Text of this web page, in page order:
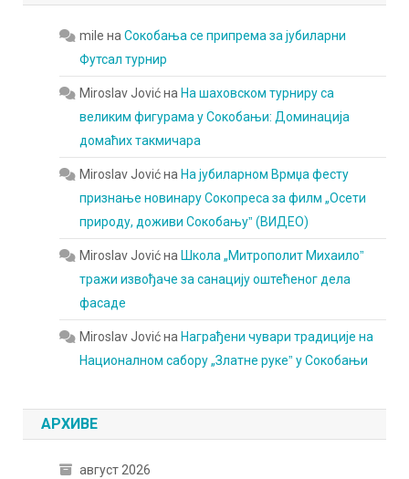
mile наСокобања се припрема за јубиларни
Футсал турнир
Miroslav Jovićна На шаховском турниру са
великим фигурама у Сокобањи: Доминација
домаћих такмичара
Miroslav Jovićна На јубиларном Врмџа фесту
признање новинару Сокопреса за филм „Осети
природу, доживи Сокобањуˮ (ВИДЕО)
Miroslav Jovićна Школа „Митрополит Михаилоˮ
тражи извођаче за санацију оштећеног дела
фасаде
Miroslav Jovićна Награђени чувари традиције на
Националном сабору „Златне рукеˮ у Сокобањи
АРХИВЕ
август 2026